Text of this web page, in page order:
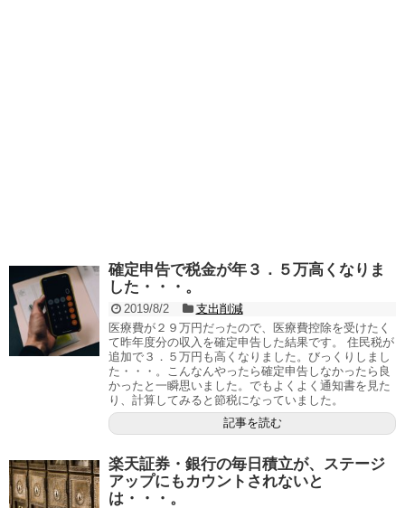
確定申告で税金が年３．５万高くなりま
した・・・。
2019/8/2
支出削減
医療費が２９万円だったので、医療費控除を受けたく
て昨年度分の収入を確定申告した結果です。 住民税が
追加で３．５万円も高くなりました。びっくりしまし
た・・・。こんなんやったら確定申告しなかったら良
かったと一瞬思いました。でもよくよく通知書を見た
り、計算してみると節税になっていました。
記事を読む
楽天証券・銀行の毎日積立が、ステージ
アップにもカウントされないと
は・・・。